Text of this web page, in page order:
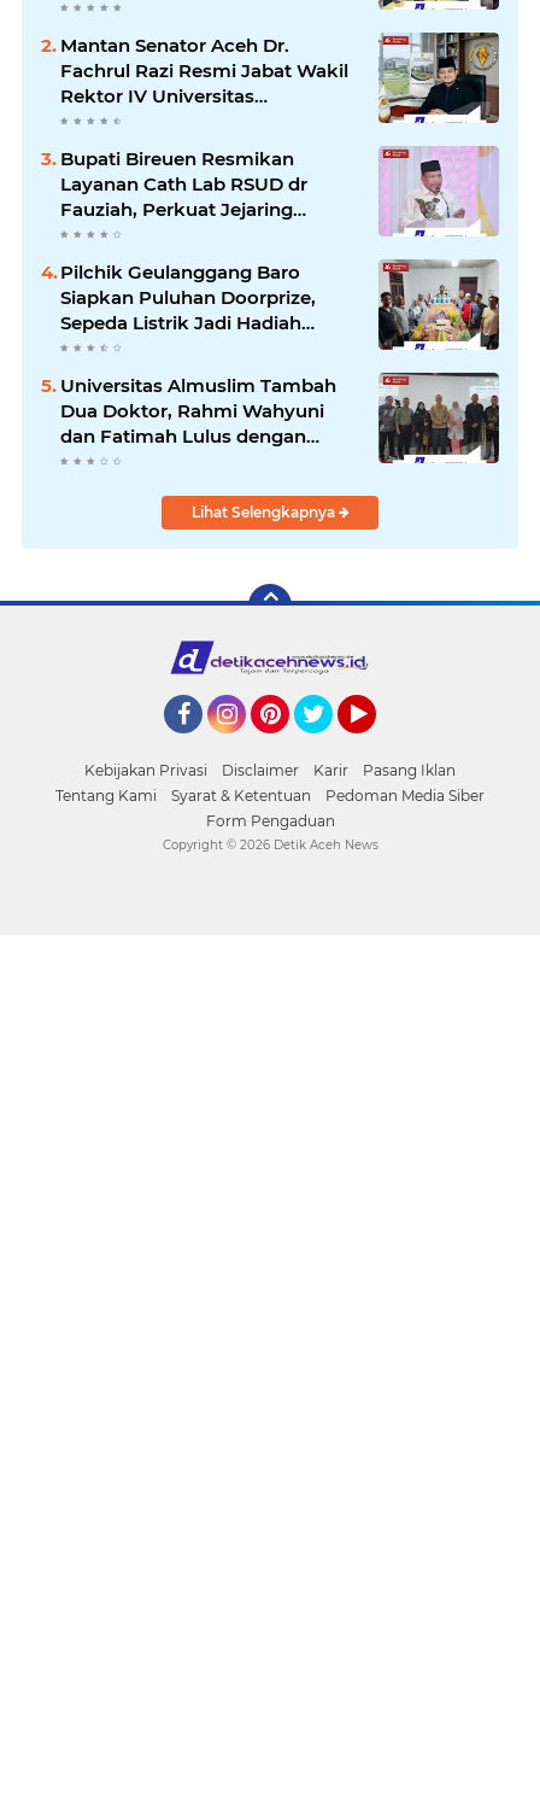
Mantan Senator Aceh Dr.
Fachrul Razi Resmi Jabat Wakil
Rektor IV Universitas
Kartamulia Purwakarta
Bupati Bireuen Resmikan
Layanan Cath Lab RSUD dr
Fauziah, Perkuat Jejaring
Pelayanan Jantung Bersama 22
RSUD se-Aceh
Pilchik Geulanggang Baro
Siapkan Puluhan Doorprize,
Sepeda Listrik Jadi Hadiah
Utama
Universitas Almuslim Tambah
Dua Doktor, Rahmi Wahyuni
dan Fatimah Lulus dengan
Predikat Pujian
Lihat Selengkapnya
Kebijakan Privasi Disclaimer Karir
Pasang Iklan
Tentang Kami
Syarat & Ketentuan
Pedoman Media Siber
Form Pengaduan
Copyright © 2026 Detik Aceh News